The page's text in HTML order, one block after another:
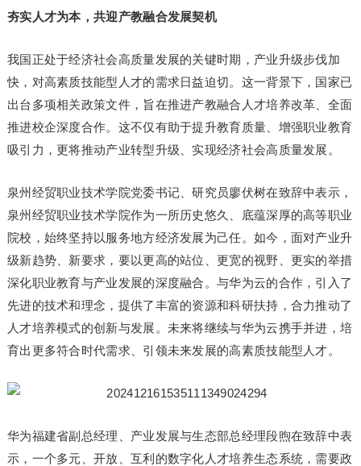
夯实人才为本，共迎产教融合发展契机
我国正处于经济社会高质量发展的关键时期，产业升级步伐加
快，对高素质技能型人才的需求日益迫切。这一背景下，国家已
出台多项相关政策文件，旨在推进产教融合人才培养改革、全面
推进校企深度合作。这不仅有助于提升教育质量、增强职业教育
吸引力，更将推动产业转型升级、实现经济社会高质量发展。
泉州经贸职业技术学院党委书记、研究员廖伏树在致辞中表示，
泉州经贸职业技术学院作为一所历史悠久、底蕴深厚的高等职业
院校，始终坚持以服务地方经济发展为己任。如今，面对产业升
级新趋势、新要求，要以更高的站位、更宽的视野、更实的举措
深化职业教育与产业发展的深度融合。与华为云的合作，引入了
先进的技术和理念，提供了丰富的资源和科研扶持，合力推动了
人才培养模式的创新与发展。未来将继续与华为云携手并进，培
育出更多符合时代需求、引领未来发展的高素质技能型人才。
华为福建省副总经理、产业发展与生态部总经理段煦在致辞中表
示，一个多元、开放、互利的数字化人才培养生态系统，需要政